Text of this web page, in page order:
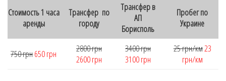
Стоимость 1 часа
аренды
Трансфер по
городу
Трансфер в
АП
Борисполь
Пробег по
Украине
750 грн650 грн
2800 грн
2600 грн
3400 грн
3100 грн
25 грн/км23
грн/км